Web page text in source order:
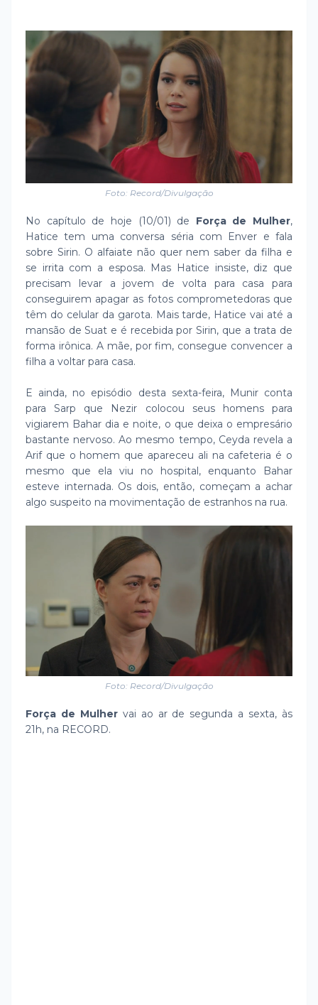
Foto: Record/Divulgação
No capítulo de hoje (10/01) de Força de Mulher,
Hatice tem uma conversa séria com Enver e fala
sobre Sirin. O alfaiate não quer nem saber da filha e
se irrita com a esposa. Mas Hatice insiste, diz que
precisam levar a jovem de volta para casa para
conseguirem apagar as fotos comprometedoras que
têm do celular da garota. Mais tarde, Hatice vai até a
mansão de Suat e é recebida por Sirin, que a trata de
forma irônica. A mãe, por fim, consegue convencer a
filha a voltar para casa.
E ainda, no episódio desta sexta-feira, Munir conta
para Sarp que Nezir colocou seus homens para
vigiarem Bahar dia e noite, o que deixa o empresário
bastante nervoso. Ao mesmo tempo, Ceyda revela a
Arif que o homem que apareceu ali na cafeteria é o
mesmo que ela viu no hospital, enquanto Bahar
esteve internada. Os dois, então, começam a achar
algo suspeito na movimentação de estranhos na rua.
Foto: Record/Divulgação
Força de Mulher vai ao ar de segunda a sexta, às
21h, na RECORD.